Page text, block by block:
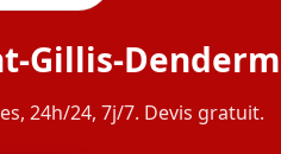
Gillis-
24h/24, 7j/7. Devis gratuit.